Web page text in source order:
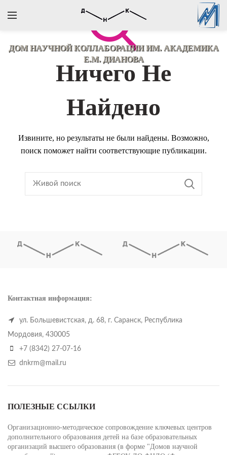
ДОМ НАУЧНОЙ КОЛЛАБОРАЦИИИМ. АКАДЕМИКА
Е.М. ДИАНОВА
Ничего Не
Найдено
Извините, но результаты не были найдены. Возможно,
поиск поможет найти соответствующие публикации.
Контактная информация:
ул. Большевистская, д. 68, г. Саранск, Республика
Мордовия, 430005
+7 (8342) 27-07-16
dnkrm@mail.ru
ПОЛЕЗНЫЕ ССЫЛКИ
Организационно-методическое сопровождение ключевых центров
дополнительного образования детей на базе образовательных
организаций высшего образования (в форме "Домов научной